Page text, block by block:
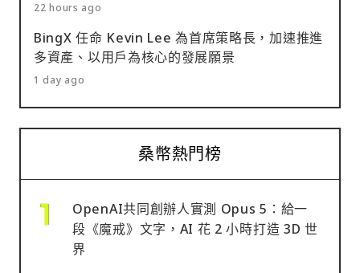
22 hours ago
BingX 任命 Kevin Lee 為首席策略長，加速推進
多資產、以用戶為核心的發展願景
1 day ago
桑幣熱門榜
OpenAI共同創辦人實測 Opus 5：給一
段《魔戒》文字，AI 花 2 小時打造 3D 世
界